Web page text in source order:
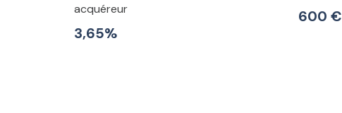
acquéreur
3,65%
600 €